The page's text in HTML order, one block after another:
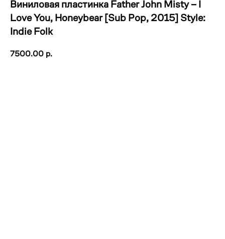
Виниловая пластинка Father John Misty – I
Love You, Honeybear [Sub Pop, 2015] Style:
Indie Folk
7500.00 р.